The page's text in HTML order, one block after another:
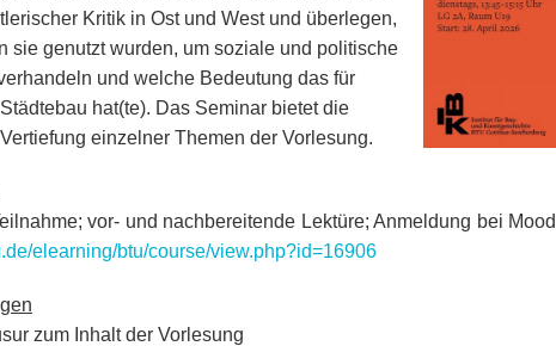
Kritik in Ost und West und überlegen,
sie genutzt wurden, um soziale und politische
und welche Bedeutung das für
hat(te). Das Seminar bietet die
einzelner Themen der Vorlesung.
vor- und nachbereitende Lektüre; Anmeldung bei
elearning/btu/course/view.php?id=16906
zum Inhalt der Vorlesung